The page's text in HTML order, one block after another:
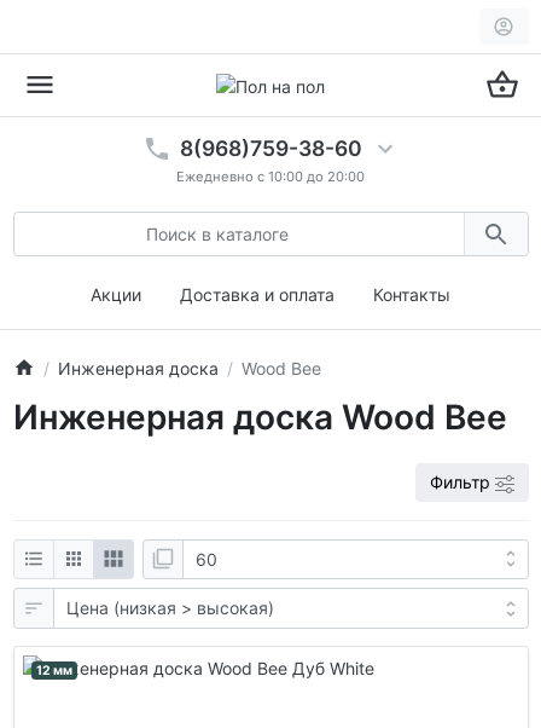
8(968)759-38-60
Ежедневно с 10:00 до 20:00
Акции Доставка и оплата Контакты
Инженерная доска Wood Bee
Инженерная доска Wood Bee
Фильтр
12 мм